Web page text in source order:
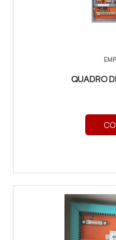
QUADRO